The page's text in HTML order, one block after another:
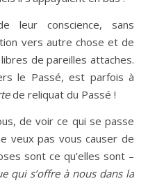
leur conscience, sans
vers autre chose et de
libres de pareilles attaches.
le Passé, est parfois à
de reliquat du Passé !
de voir ce qui se passe
veux pas vous causer de
sont ce qu’elles sont –
qui s’offre à nous dans la